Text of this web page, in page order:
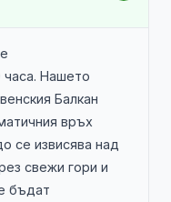
часа. Нашето
Балкан
връх
се извисява над
свежи гори и
бъдат